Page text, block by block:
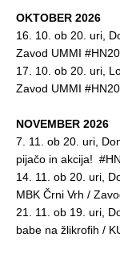
OKTOBER 2026
16. 10. ob 20. uri,
Zavod UMMI #HN20
17. 10. ob 20. uri,
Zavod UMMI #HN20
NOVEMBER 2026
7. 11. ob 20. uri,
pijačo in akcija!
14. 11. ob 20. uri,
MBK Črni Vrh /
21. 11. ob 19. uri,
babe na žlikrofih /